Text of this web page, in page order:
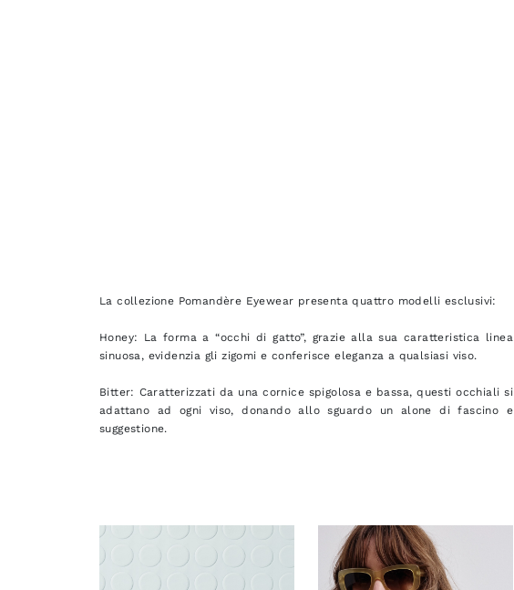
La collezione Pomandère Eyewear presenta quattro modelli esclusivi:
Honey: La forma a “occhi di gatto”, grazie alla sua caratteristica linea
sinuosa, evidenzia gli zigomi e conferisce eleganza a qualsiasi viso.
Bitter: Caratterizzati da una cornice spigolosa e bassa, questi occhiali si
adattano ad ogni viso, donando allo sguardo un alone di fascino e
suggestione.